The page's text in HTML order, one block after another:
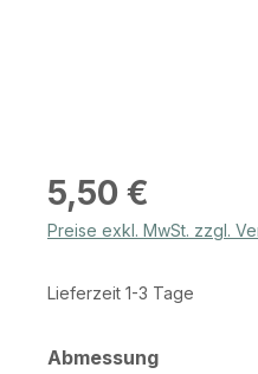
Regulärer Preis:
5,50 €
Preise exkl. MwSt. zzgl.
Lieferzeit 1-3 Tage
Abmessungauswählen